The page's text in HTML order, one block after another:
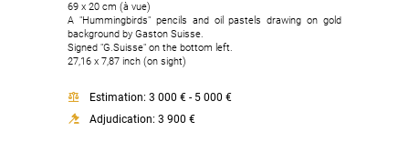
69 x 20 cm (à vue)
A "Hummingbirds" pencils and oil pastels drawing on gold
background by Gaston Suisse.
Signed "G.Suisse" on the bottom left.
27,16 x 7,87 inch (on sight)
Estimation: 3 000 € - 5 000 €
Adjudication: 3 900 €